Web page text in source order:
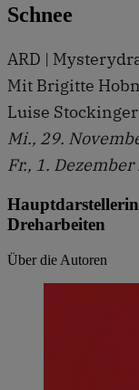
Schnee
ARD |
Mit Brigitte
Luise Stockinger
Mi., 29.
Fr., 1.
Dreharbeiten
Über die Autoren